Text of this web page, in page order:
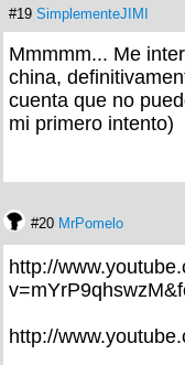
#19 SimplementeJIMI
Mmmmm... Me
china,
cuenta que no
mi primero intento)
#20 MrPomelo
http://
http://